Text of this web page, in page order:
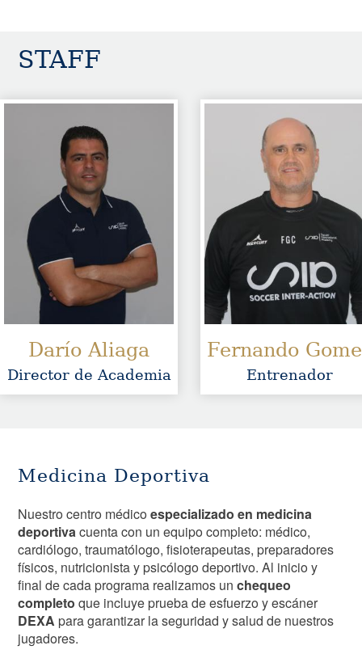
STAFF
Darío Aliaga
Director de Academia
Fernando
Entrenador
Medicina Deportiva
Nuestro centro médicoespecializado en medicina
deportivacuenta con un equipo completo: médico,
cardiólogo, traumatólogo, fisioterapeutas, preparadores
físicos, nutricionista y psicólogo deportivo. Al inicio y
final de cada programa realizamos unchequeo
completo que incluye prueba de esfuerzo y escáner
DEXA para garantizar la seguridad y salud de nuestros
jugadores.